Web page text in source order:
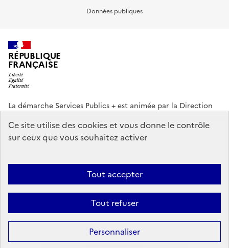
Données publiques
RÉPUBLIQUE
FRANÇAISE
La démarche Services Publics + est animée par la Direction
info.gouv.fr service-public.gouv.fr
legifrance.gouv.fr
data.gouv.fr
Footer
menu
Plan du site Accessibilité partiellement conforme
Mentions légales
Données personnelles
Gestion des cookies
Sauf mention contraire, tous les textes de ce site sont sous
etalab-2.0
Ce site utilise des cookies et vous donne le contrôle
sur ceux que vous souhaitez activer
Tout accepter
Tout refuser
Personnaliser